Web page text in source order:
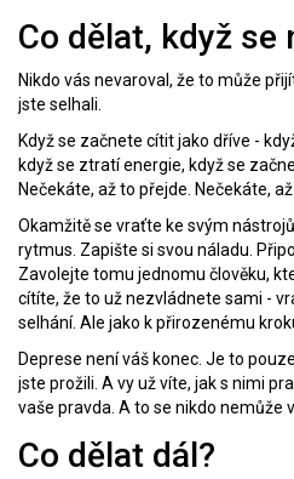
Co dělat, když se
Nikdo vás nevaroval, že to může
jste selhali.
Když se začnete cítit jako dříve -
když se ztratí energie, když se
Nečekáte, až to přejde. Nečekáte,
Okamžitě se vraťte ke svým
rytmus. Zapište si svou náladu.
Zavolejte tomu jednomu člověku,
cítíte, že to už nezvládnete sami -
selhání. Ale jako k přirozenému
Deprese není váš konec. Je to
jste prožili. A vy už víte, jak s nimi
vaše pravda. A to se nikdo nemůže
Co dělat dál?